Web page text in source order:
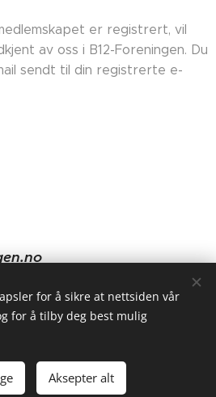
er registrert, vil
av oss i B12-Foreningen. Du
sendt til din registrerte e-
Oslo
for å sikre at nettsiden vår
for å tilby deg best mulig
Aksepter alt